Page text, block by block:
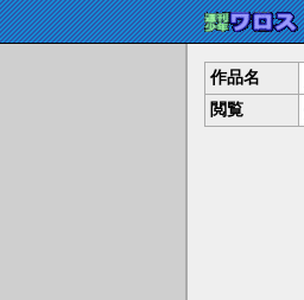
作品名
閲覧